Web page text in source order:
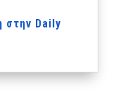
στην Daily